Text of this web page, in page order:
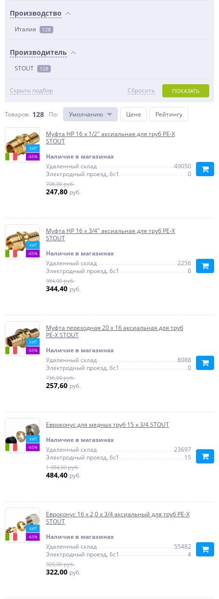
Производство
Италия 128
Производитель
STOUT 128
Скрыть подбор ПОКАЗАТЬ
Сбросить
Товаров: 128 По: Умолчанию Цене Рейтингу
ХИТ
-65%
Муфта НР 16 x 1/2" аксиальная для труб PE-X
STOUT
Наличие в магазинах
Удаленный склад
49050
Электродный проезд, 6с1
0
708,00 руб.
247,80 руб.
ХИТ
-65%
Муфта НР 16 x 3/4" аксиальная для труб PE-X
STOUT
Наличие в магазинах
Удаленный склад
2256
Электродный проезд, 6с1
0
984,00 руб.
344,40 руб.
ХИТ
-65%
Муфта переходная 20 x 16 аксиальная для труб
PE-X STOUT
Наличие в магазинах
Удаленный склад
8088
Электродный проезд, 6с1
0
736,00 руб.
257,60 руб.
ХИТ
-65%
Евроконус для медных труб 15 x 3/4 STOUT
Наличие в магазинах
Удаленный склад
23697
Электродный проезд, 6с1
15
1 384,00 руб.
484,40 руб.
ХИТ
-65%
Евроконус 16 х 2,0 х 3/4 аксиальный для труб PE-X
STOUT
Наличие в магазинах
Удаленный склад
55482
Электродный проезд, 6с1
4
920,00 руб.
322,00 руб.